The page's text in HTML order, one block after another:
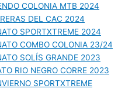
COLONIA MTB 2024
DEL CAC 2024
SPORTXTREME 2024
COMBO COLONIA 23/24
SOLÍS GRANDE 2023
RIO NEGRO CORRE 2023
SPORTXTREME